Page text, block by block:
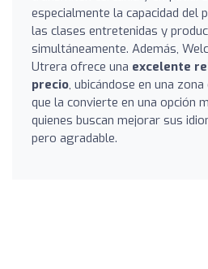
especialmente la capacidad del
las clases entretenidas y
simultáneamente. Además,
Utrera ofrece una excelente
precio, ubicándose en una
que la convierte en una opción
quienes buscan mejorar sus
pero agradable.